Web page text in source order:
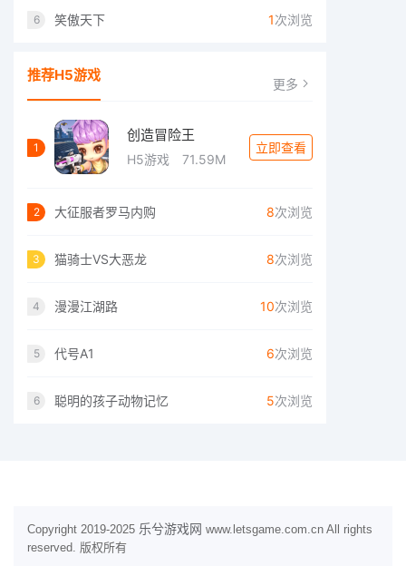
6 笑傲天下 1次浏览
推荐H5游戏 更多
1
创造冒险王
H5游戏 71.59M
立即查看
2 大征服者罗马内购 8次浏览
3 猫骑士VS大恶龙 8次浏览
4 漫漫江湖路 10次浏览
5 代号A1 6次浏览
6 聪明的孩子动物记忆 5次浏览
Copyright 2019-2025 乐兮游戏网 www.letsgame.com.cn All rights
reserved. 版权所有